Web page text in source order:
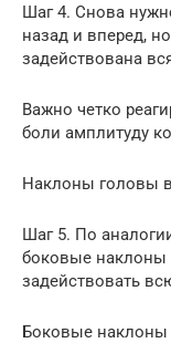
Шаг 4. Снова
назад и вперед,
задействована
Важно четко
боли амплитуду
Наклоны головы
Шаг 5. По
боковые наклоны
задействовать
Боковые наклоны